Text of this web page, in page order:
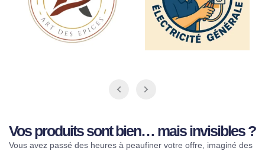
Vos produits sont bien… mais invisibles ?
Vous avez passé des heures à peaufiner votre offre, imaginé des